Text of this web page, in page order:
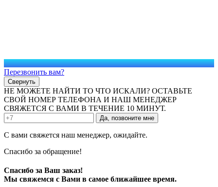
Перезвонить вам?
Свернуть
НЕ МОЖЕТЕ НАЙТИ ТО ЧТО ИСКАЛИ? ОСТАВЬТЕ
СВОЙ НОМЕР ТЕЛЕФОНА И НАШ МЕНЕДЖЕР
СВЯЖЕТСЯ С ВАМИ В ТЕЧЕНИЕ 10 МИНУТ.
Да, позвоните мне
С вами свяжется наш менеджер, ожидайте.
Спасибо за обращение!
Спасибо за Ваш заказ!
Мы свяжемся с Вами в самое ближайшее время.